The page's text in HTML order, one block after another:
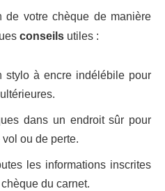
de votre chèque de manière
conseils utiles :
stylo à encre indélébile pour
dans un endroit sûr pour
ou de perte.
les informations inscrites
du carnet.